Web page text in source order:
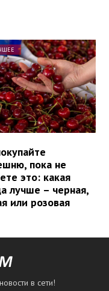
пока не
это: какая
лучше – черная,
или розовая
в сети!